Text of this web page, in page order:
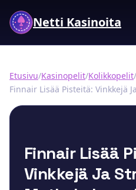
Netti Kasinoita
Etusivu/Kasinopelit/Kolikkopelit/
Finnair Lisää Pisteitä: Vinkkejä
Finnair Lisää
Vinkkejä Ja